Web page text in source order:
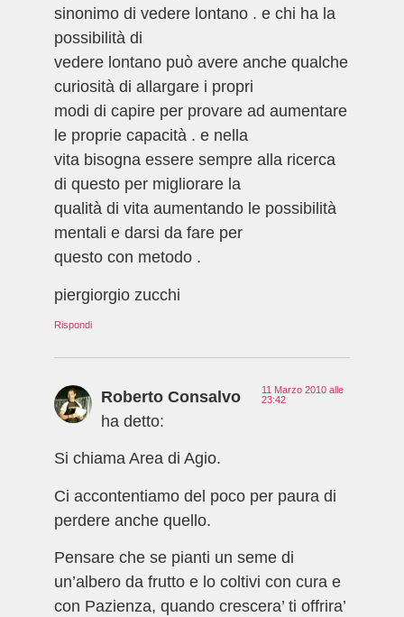
sinonimo di vedere lontano . e chi ha la
possibilità di
vedere lontano può avere anche qualche
curiosità di allargare i propri
modi di capire per provare ad aumentare
le proprie capacità . e nella
vita bisogna essere sempre alla ricerca
di questo per migliorare la
qualità di vita aumentando le possibilità
mentali e darsi da fare per
questo con metodo .
piergiorgio zucchi
Rispondi
Roberto Consalvo
ha detto:
11 Marzo 2010 alle
23:42
Si chiama Area di Agio.
Ci accontentiamo del poco per paura di
perdere anche quello.
Pensare che se pianti un seme di
un’albero da frutto e lo coltivi con cura e
con Pazienza, quando crescera’ ti offrira’